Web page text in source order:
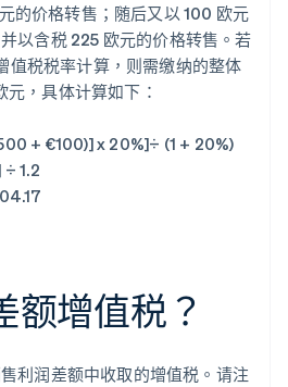
的价格转售；随后又以 100 欧元
以含税 225 欧元的价格转售。若
值税税率计算，则需缴纳的整体
，具体计算如下：
+ €100)] x 20%]÷ (1 + 20%)
1.2
额增值税？
利润差额中收取的增值税。请注